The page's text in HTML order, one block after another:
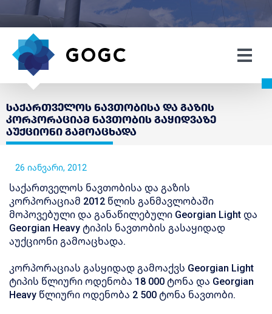
საქართველოს ნავთობისა და გაზის
კორპორაციამ ნავთობის გაყიდვაზე
აუქციონი გამოაცხადა
26 იანვარი, 2012
საქართველოს ნავთობისა და გაზის
კორპორაციამ 2012 წლის განმავლობაში
მოპოვებული და განაწილებული Georgian Light და
Georgian Heavy ტიპის ნავთობის გასაყიდად
აუქციონი გამოაცხადა.
კორპორაციას გასყიდად გამოაქვს Georgian Light
ტიპის წლიური ოდენობა 18 000 ტონა და Georgian
Heavy წლიური ოდენობა 2 500 ტონა ნავთობი.